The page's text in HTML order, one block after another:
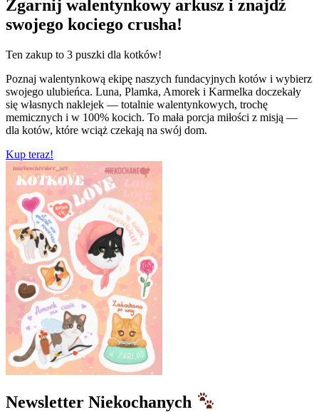
Zgarnij walentynkowy arkusz i znajdź
swojego kociego crusha!
Ten zakup to 3 puszki dla kotków!
Poznaj walentynkową ekipę naszych fundacyjnych kotów i wybierz
swojego ulubieńca. Luna, Plamka, Amorek i Karmelka doczekały
się własnych naklejek — totalnie walentynkowych, trochę
memicznych i w 100% kocich. To mała porcja miłości z misją —
dla kotów, które wciąż czekają na swój dom.
Kup teraz!
Newsletter Niekochanych